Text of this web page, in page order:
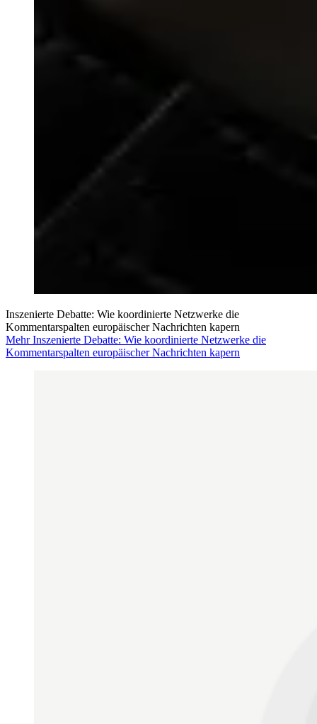
Inszenierte Debatte: Wie koordinierte Netzwerke die
Kommentarspalten europäischer Nachrichten kapern
Mehr Inszenierte Debatte: Wie koordinierte Netzwerke die
Kommentarspalten europäischer Nachrichten kapern